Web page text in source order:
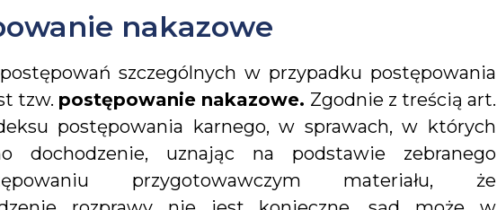
nakazowe
szczególnych w przypadku postępowania
tzw. postępowanie nakazowe. Zgodnie z treścią art.
postępowania karnego, w sprawach, w których
dochodzenie, uznając na podstawie zebranego
przygotowawczym materiału, że